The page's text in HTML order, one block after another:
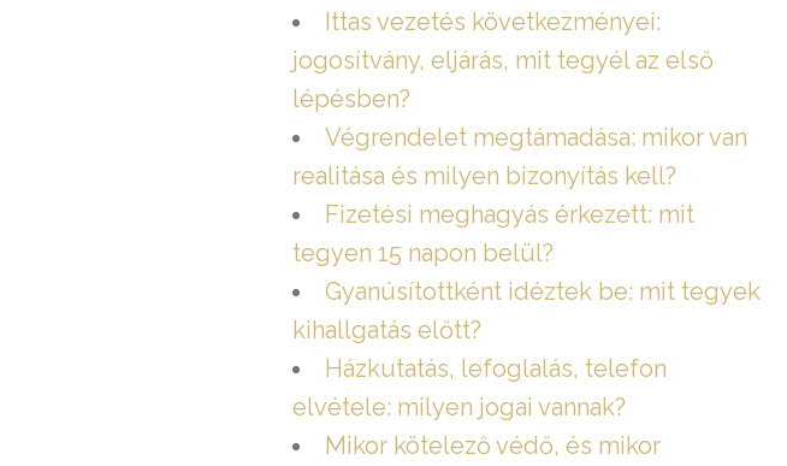
Ittas vezetés következményei:
jogosítvány, eljárás, mit tegyél az első
lépésben?
Végrendelet megtámadása: mikor van
realitása és milyen bizonyítás kell?
Fizetési meghagyás érkezett: mit
tegyen 15 napon belül?
Gyanúsítottként idéztek be: mit tegyek
kihallgatás előtt?
Házkutatás, lefoglalás, telefon
elvétele: milyen jogai vannak?
Mikor kötelező védő, és mikor